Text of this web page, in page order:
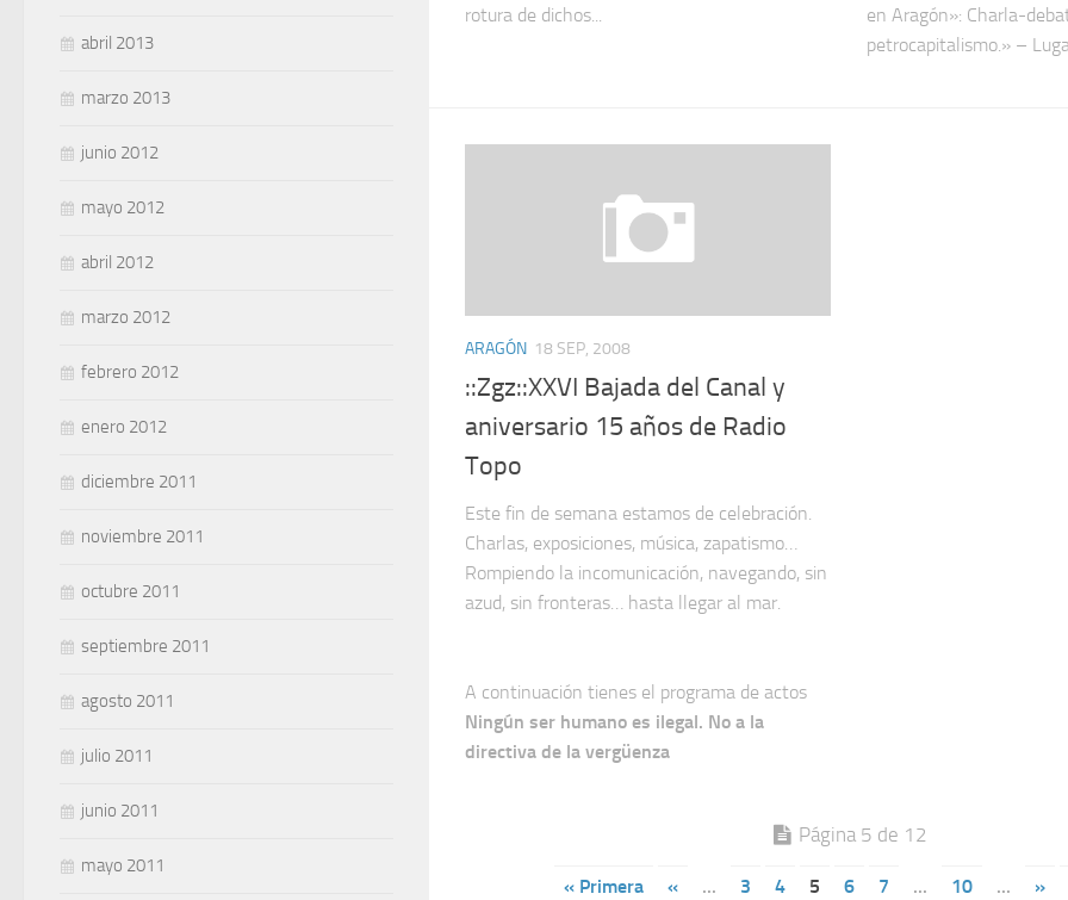
rotura de dichos...
en Aragón»: Charla-
petrocapitalismo.» –
ARAGÓN 18 SEP, 2008
::Zgz::XXVI Bajada del Canal y
aniversario 15 años de Radio
Topo
Este fin de semana estamos de celebración.
Charlas, exposiciones, música, zapatismo…
Rompiendo la incomunicación, navegando, sin
azud, sin fronteras… hasta llegar al mar.
A continuación tienes el programa de actos
Ningún ser humano es ilegal. No a la
directiva de la vergüenza
Página 5 de 12
« Primera « ... 3 4 5 6 7 ... 10 ... »
abril 2013
marzo 2013
junio 2012
mayo 2012
abril 2012
marzo 2012
febrero 2012
enero 2012
diciembre 2011
noviembre 2011
octubre 2011
septiembre 2011
agosto 2011
julio 2011
junio 2011
mayo 2011